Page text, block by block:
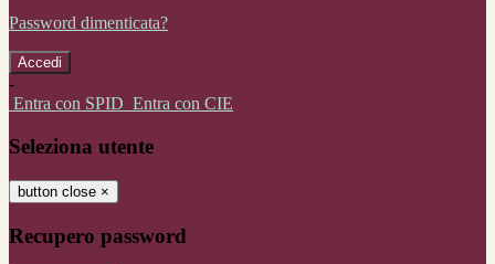
Password dimenticata?
-
Entra con SPID Entra con CIE
Seleziona utente
button close ×
Recupero password